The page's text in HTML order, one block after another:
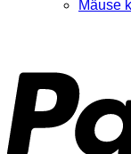
Mäuse